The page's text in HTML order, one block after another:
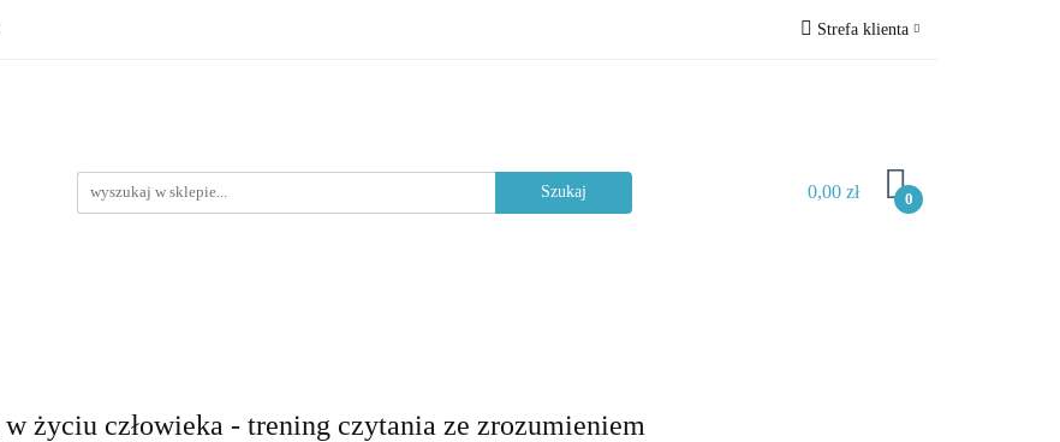
Strefa klienta
Zgody cookies
0,00 zł 0
w życiu człowieka - trening czytania ze zrozumieniem